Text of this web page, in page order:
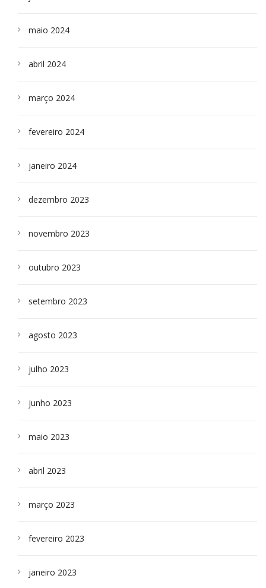
maio 2024
abril 2024
março 2024
fevereiro 2024
janeiro 2024
dezembro 2023
novembro 2023
outubro 2023
setembro 2023
agosto 2023
julho 2023
junho 2023
maio 2023
abril 2023
março 2023
fevereiro 2023
janeiro 2023